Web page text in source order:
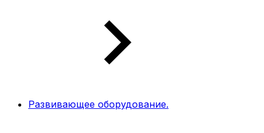
Развивающее оборудование.